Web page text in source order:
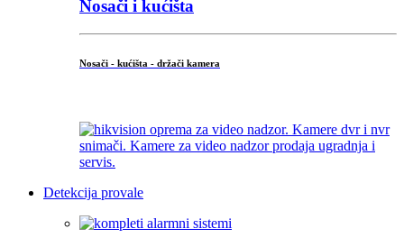
Nosači i kućišta
Nosači - kućišta - držači kamera
Detekcija provale